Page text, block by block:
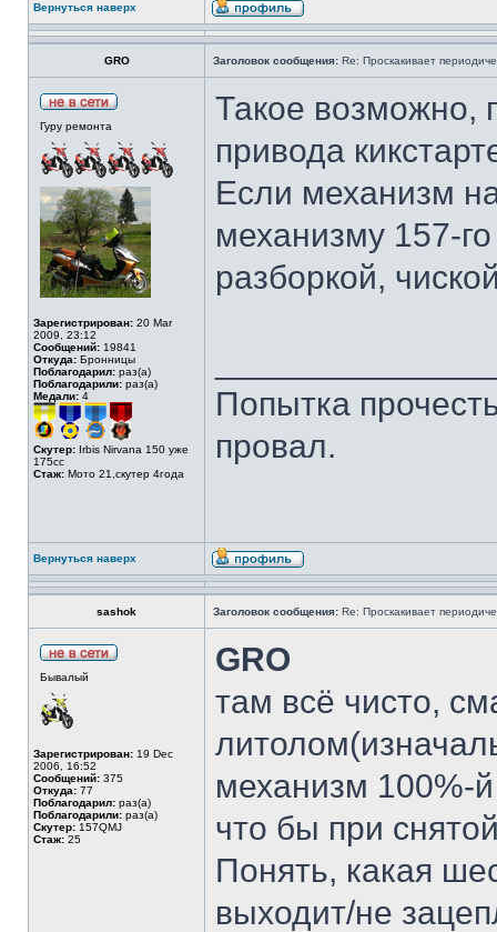
Вернуться наверх
GRO Заголовок сообщения: Re: Проскакивает
Гуру ремонта
Зарегистрирован: 20 Mar
2009, 23:12
Сообщений: 19841
Откуда: Бронницы
Поблагодарил: раз(а)
Поблагодарили: раз(а)
Медали: 4
Скутер: Irbis Nirvana 150 уже
175сс
Стаж: Мото 21,скутер 4года
Такое возможно,
привода
Если механизм
механизму 157-
разборкой,
Попытка
провал.
Вернуться наверх
sashok Заголовок сообщения: Re: Проскакивает
Бывалый
Зарегистрирован: 19 Dec
2006, 16:52
Сообщений: 375
Откуда: 77
Поблагодарил: раз(а)
Поблагодарили: раз(а)
Скутер: 157QMJ
Стаж: 25
GRO
там всё чисто,
механизм 100%-
что бы при
Понять, какая
выходит/не